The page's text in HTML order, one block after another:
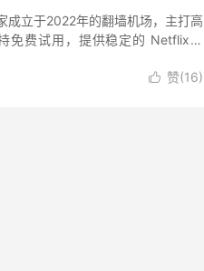
立于2022年的翻墙机场，主打高
免费试用，提供稳定的 Netflix、
 赞(16)